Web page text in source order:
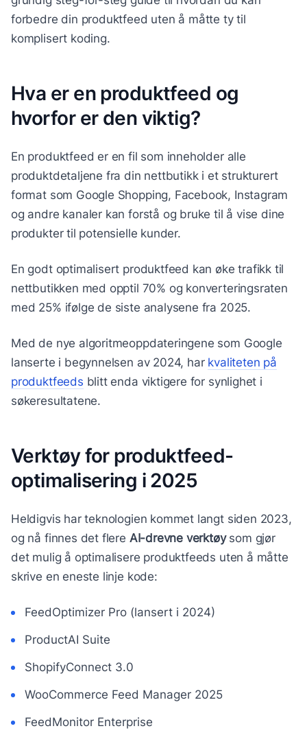
forbedre din produktfeed uten å måtte ty til
komplisert koding.
Hva er en produktfeed og
hvorfor er den viktig?
En produktfeed er en fil som inneholder alle
produktdetaljene fra din nettbutikk i et strukturert
format som Google Shopping, Facebook, Instagram
og andre kanaler kan forstå og bruke til å vise dine
produkter til potensielle kunder.
En godt optimalisert produktfeed kan øke trafikk til
nettbutikken med opptil 70% og konverteringsraten
med 25% ifølge de siste analysene fra 2025.
Med de nye algoritmeoppdateringene som Google
lanserte i begynnelsen av 2024, har kvaliteten på
produktfeeds blitt enda viktigere for synlighet i
søkeresultatene.
Verktøy for produktfeed-
optimalisering i 2025
Heldigvis har teknologien kommet langt siden 2023,
og nå finnes det flere AI-drevne verktøysom gjør
det mulig å optimalisere produktfeeds uten å måtte
skrive en eneste linje kode:
FeedOptimizer Pro (lansert i 2024)
ProductAI Suite
ShopifyConnect 3.0
WooCommerce Feed Manager 2025
FeedMonitor Enterprise